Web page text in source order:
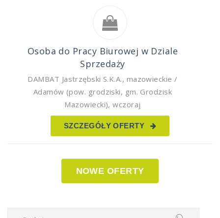
Osoba do Pracy Biurowej w Dziale
Sprzedaży
DAMBAT Jastrzębski S.K.A., mazowieckie /
Adamów (pow. grodziski, gm. Grodzisk
Mazowiecki),wczoraj
SZCZEGÓŁY OFERTY
NOWE OFERTY